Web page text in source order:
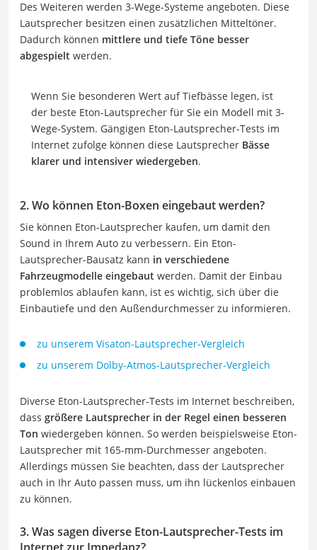
Des Weiteren werden 3-Wege-Systeme angeboten. Diese
Lautsprecher besitzen einen zusätzlichen Mitteltöner.
Dadurch können mittlere und tiefe Töne besser
abgespielt werden.
Wenn Sie besonderen Wert auf Tiefbässe legen, ist
der beste Eton-Lautsprecher für Sie ein Modell mit 3-
Wege-System. Gängigen Eton-Lautsprecher-Tests im
Internet zufolge können diese Lautsprecher Bässe
klarer und intensiver wiedergeben.
2. Wo können Eton-Boxen eingebaut werden?
Sie können Eton-Lautsprecher kaufen, um damit den
Sound in Ihrem Auto zu verbessern. Ein Eton-
Lautsprecher-Bausatz kann in verschiedene
Fahrzeugmodelle eingebaut werden. Damit der Einbau
problemlos ablaufen kann, ist es wichtig, sich über die
Einbautiefe und den Außendurchmesser zu informieren.
zu unserem Visaton-Lautsprecher-Vergleich
zu unserem Dolby-Atmos-Lautsprecher-Vergleich
Diverse Eton-Lautsprecher-Tests im Internet beschreiben,
dass größere Lautsprecher in der Regel einen besseren
Ton wiedergeben können. So werden beispielsweise Eton-
Lautsprecher mit 165-mm-Durchmesser angeboten.
Allerdings müssen Sie beachten, dass der Lautsprecher
auch in Ihr Auto passen muss, um ihn lückenlos einbauen
zu können.
3. Was sagen diverse Eton-Lautsprecher-Tests im